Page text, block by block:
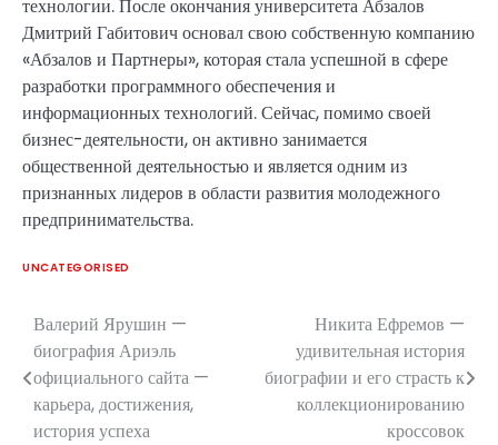
технологии. После окончания университета Абзалов
Дмитрий Габитович основал свою собственную компанию
«Абзалов и Партнеры», которая стала успешной в сфере
разработки программного обеспечения и
информационных технологий. Сейчас, помимо своей
бизнес-деятельности, он активно занимается
общественной деятельностью и является одним из
признанных лидеров в области развития молодежного
предпринимательства.
UNCATEGORISED
Навигация
по
записям
Валерий Ярушин —
биография Ариэль
официального сайта —
карьера, достижения,
история успеха
Никита Ефремов —
удивительная история
биографии и его страсть к
коллекционированию
кроссовок